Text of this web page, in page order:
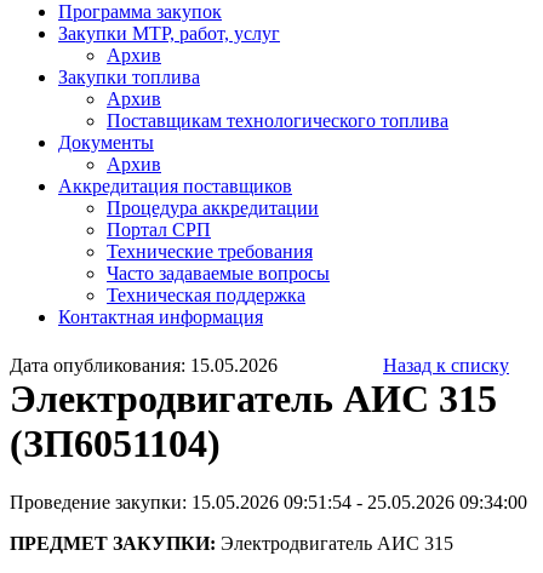
Программа закупок
Закупки МТР, работ, услуг
Архив
Закупки топлива
Архив
Поставщикам технологического топлива
Документы
Архив
Аккредитация поставщиков
Процедура аккредитации
Портал СРП
Технические требования
Часто задаваемые вопросы
Техническая поддержка
Контактная информация
Дата опубликования: 15.05.2026 Назад к списку
Электродвигатель АИС 315
(ЗП6051104)
Проведение закупки: 15.05.2026 09:51:54 - 25.05.2026 09:34:00
ПРЕДМЕТ ЗАКУПКИ: Электродвигатель АИС 315